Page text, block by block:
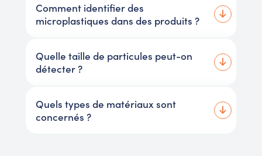
Comment identifier des
microplastiques dans des produits ?
Quelle taille de particules peut-on
détecter ?
Quels types de matériaux sont
concernés ?